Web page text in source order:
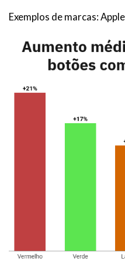
Exemplos de marcas: